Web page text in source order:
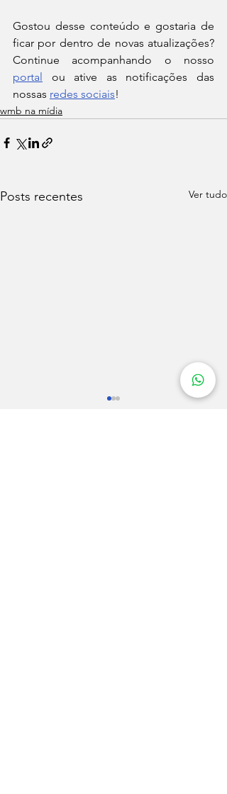
Gostou desse conteúdo e gostaria de
ficar por dentro de novas atualizações?
portal
ou ative as notificações das
nossas redes sociais!
wmb na mídia
Posts recentes Ver tudo